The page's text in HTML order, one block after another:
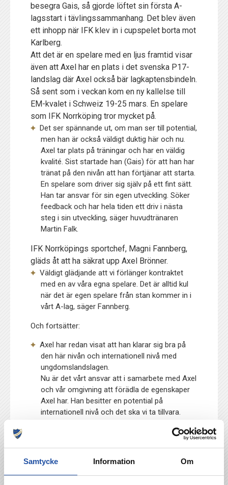
Samtycke Information Om
besegra Gais, så gjorde löftet sin första A-
lagsstart i tävlingssammanhang. Det blev även
ett inhopp när IFK klev in i cupspelet borta mot
Karlberg.
Att det är en spelare med en ljus framtid visar
även att Axel har en plats i det svenska P17-
landslag där Axel också bär lagkaptensbindeln.
Så sent som i veckan kom en ny kallelse till
EM-kvalet i Schweiz 19-25 mars. En spelare
som IFK Norrköping tror mycket på.
Det ser spännande ut, om man ser till potential,
men han är också väldigt duktig här och nu.
Axel tar plats på träningar och har en väldig
kvalité. Sist startade han (Gais) för att han har
tränat på den nivån att han förtjänar att starta.
En spelare som driver sig själv på ett fint sätt.
Han tar ansvar för sin egen utveckling. Söker
feedback och har hela tiden ett driv i nästa
steg i sin utveckling, säger huvudtränaren
Martin Falk.
IFK Norrköpings sportchef, Magni Fannberg,
gläds åt att ha säkrat upp Axel Brönner.
Väldigt glädjande att vi förlänger kontraktet
med en av våra egna spelare. Det är alltid kul
när det är egen spelare från stan kommer in i
vårt A-lag, säger Fannberg.
Och fortsätter:
Axel har redan visat att han klarar sig bra på
den här nivån och internationell nivå med
ungdomslandslagen.
Nu är det vårt ansvar att i samarbete med Axel
och vår omgivning att förädla de egenskaper
Axel har. Han besitter en potential på
internationell nivå och det ska vi ta tillvara.
Ett stort grattis till Axel. Välförtjänt men också
ett gott betyg till IFK:s akademiverksamhet.
Axel visar att det här är en väg att bli
elitspelare, via vår egen verksamhet, säger